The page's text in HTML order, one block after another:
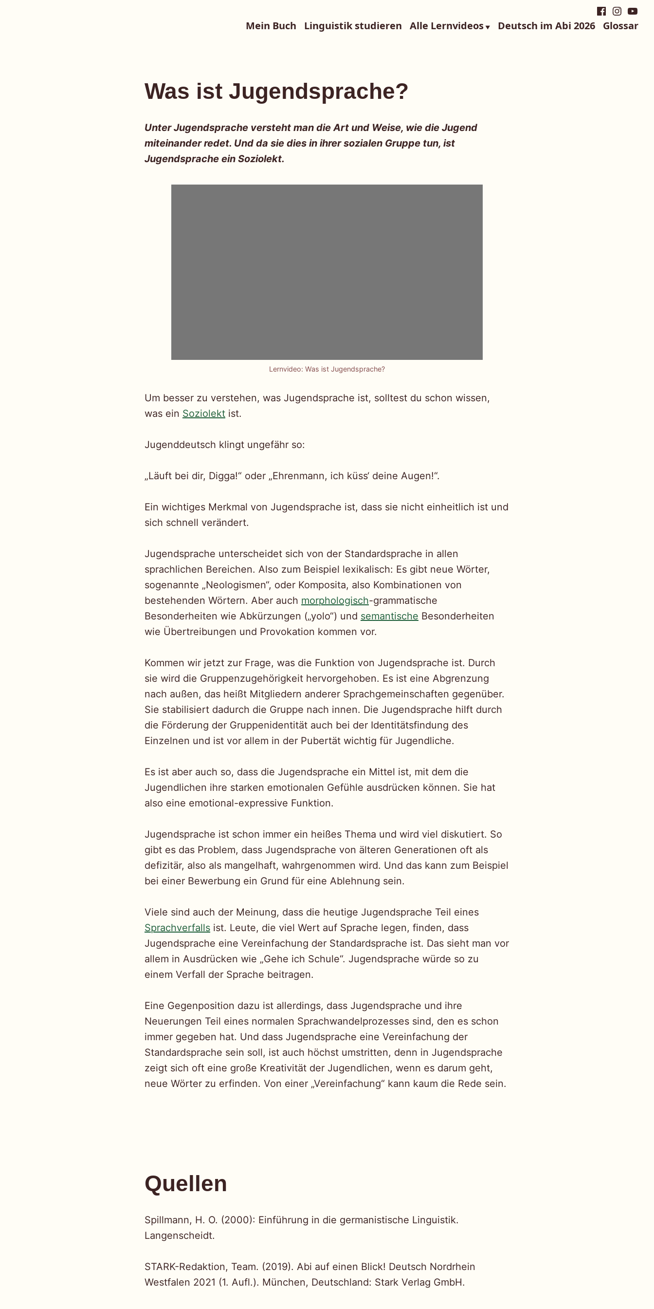
Mein Buch Linguistik studieren Alle Lernvideos Deutsch im Abi 2026 Glossar
Facebook
Was ist Jugendsprache?
Unter Jugendsprache versteht man die Art und Weise, wie die Jugend
miteinander redet. Und da sie dies in ihrer sozialen Gruppe tun, ist
Jugendsprache ein Soziolekt.
Lernvideo: Was ist Jugendsprache?
Um besser zu verstehen, was Jugendsprache ist, solltest du schon wissen,
was ein Soziolekt ist.
Jugenddeutsch klingt ungefähr so:
„Läuft bei dir, Digga!“ oder „Ehrenmann, ich küss‘ deine Augen!“.
Ein wichtiges Merkmal von Jugendsprache ist, dass sie nicht einheitlich ist und
sich schnell verändert.
Jugendsprache unterscheidet sich von der Standardsprache in allen
sprachlichen Bereichen. Also zum Beispiel lexikalisch: Es gibt neue Wörter,
sogenannte „Neologismen“, oder Komposita, also Kombinationen von
bestehenden Wörtern. Aber auch morphologisch-grammatische
Besonderheiten wie Abkürzungen („yolo“) und semantische Besonderheiten
wie Übertreibungen und Provokation kommen vor.
Kommen wir jetzt zur Frage, was die Funktion von Jugendsprache ist. Durch
sie wird die Gruppenzugehörigkeit hervorgehoben. Es ist eine Abgrenzung
nach außen, das heißt Mitgliedern anderer Sprachgemeinschaften gegenüber.
Sie stabilisiert dadurch die Gruppe nach innen. Die Jugendsprache hilft durch
die Förderung der Gruppenidentität auch bei der Identitätsfindung des
Einzelnen und ist vor allem in der Pubertät wichtig für Jugendliche.
Es ist aber auch so, dass die Jugendsprache ein Mittel ist, mit dem die
Jugendlichen ihre starken emotionalen Gefühle ausdrücken können. Sie hat
also eine emotional-expressive Funktion.
Jugendsprache ist schon immer ein heißes Thema und wird viel diskutiert. So
gibt es das Problem, dass Jugendsprache von älteren Generationen oft als
defizitär, also als mangelhaft, wahrgenommen wird. Und das kann zum Beispiel
bei einer Bewerbung ein Grund für eine Ablehnung sein.
Viele sind auch der Meinung, dass die heutige Jugendsprache Teil eines
Sprachverfalls ist. Leute, die viel Wert auf Sprache legen, finden, dass
Jugendsprache eine Vereinfachung der Standardsprache ist. Das sieht man vor
allem in Ausdrücken wie „Gehe ich Schule“. Jugendsprache würde so zu
einem Verfall der Sprache beitragen.
Eine Gegenposition dazu ist allerdings, dass Jugendsprache und ihre
Neuerungen Teil eines normalen Sprachwandelprozesses sind, den es schon
immer gegeben hat. Und dass Jugendsprache eine Vereinfachung der
Standardsprache sein soll, ist auch höchst umstritten, denn in Jugendsprache
zeigt sich oft eine große Kreativität der Jugendlichen, wenn es darum geht,
neue Wörter zu erfinden. Von einer „Vereinfachung“ kann kaum die Rede sein.
Quellen
Spillmann, H. O. (2000): Einführung in die germanistische Linguistik.
Langenscheidt.
STARK-Redaktion, Team. (2019). Abi auf einen Blick! Deutsch Nordrhein
Westfalen 2021 (1. Aufl.). München, Deutschland: Stark Verlag GmbH.